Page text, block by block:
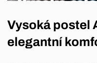
Vysoká postel
elegantní